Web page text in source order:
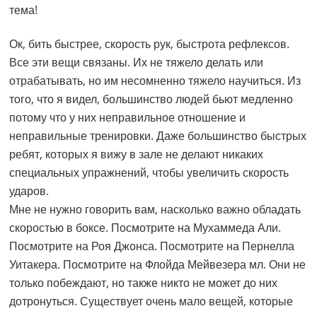
тема!
Ок, бить быстрее, скорость рук, быстрота рефлексов.
Все эти вещи связаны. Их не тяжело делать или
отрабатывать, но им несомненно тяжело научиться. Из
того, что я видел, большинство людей бьют медленно
потому что у них неправильное отношение и
неправильные тренировки. Даже большинство быстрых
ребят, которых я вижу в зале не делают никаких
специальных упражнений, чтобы увеличить скорость
ударов.
Мне не нужно говорить вам, насколько важно обладать
скоростью в боксе. Посмотрите на Мухаммеда Али.
Посмотрите на Роя Джонса. Посмотрите на Пернелла
Уитакера. Посмотрите на Флойда Мейвезера мл. Они не
только побеждают, но также никто не может до них
дотронуться. Существует очень мало вещей, которые